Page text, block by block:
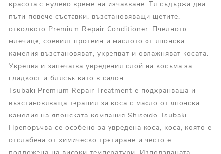
красота с нулево време на изчакване. Тя съдържа два
пъти повече съставки, възстановяващи щетите,
отколкото Premium Repair Conditioner. Пчелното
млечице, соевият протеин и маслото от японска
камелия възстановяват, укрепват и овлажняват косата.
Укрепва и запечатва увредения слой на косъма за
гладкост и блясък като в салон.
Tsubaki Premium Repair Treatment е подхранваща и
възстановяваща терапия за коса с масло от японска
камелия на японската компания Shiseido Tsubaki.
Препоръчва се особено за увредена коса, коса, която е
отслабена от химическо третиране и често е